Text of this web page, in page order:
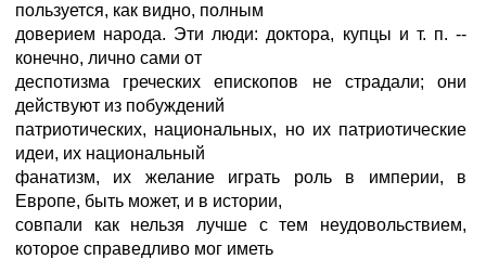
пользуется, как видно, полным
доверием народа. Эти люди: доктора, купцы и т. п. --
конечно, лично сами от
деспотизма греческих епископов не страдали; они
действуют из побуждений
патриотических, национальных, но их патриотические
идеи, их национальный
фанатизм, их желание играть роль в империи, в
Европе, быть может, и в истории,
совпали как нельзя лучше с тем неудовольствием,
которое справедливо мог иметь